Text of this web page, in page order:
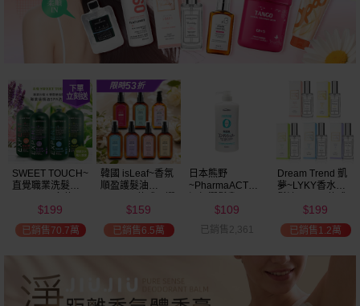
SWEET TOUCH~
直覺職業洗髮精
選 全新包裝
$199
已銷售70.7萬
韓國 isLeaf~香氛
順盈護髮油
$159
已銷售6.5萬
日本熊野
~PharmaACT無
(600ml)
$109
已銷售2,361
Dream Trend 凱
夢~LYKY香水護
$199
已銷售1.2萬